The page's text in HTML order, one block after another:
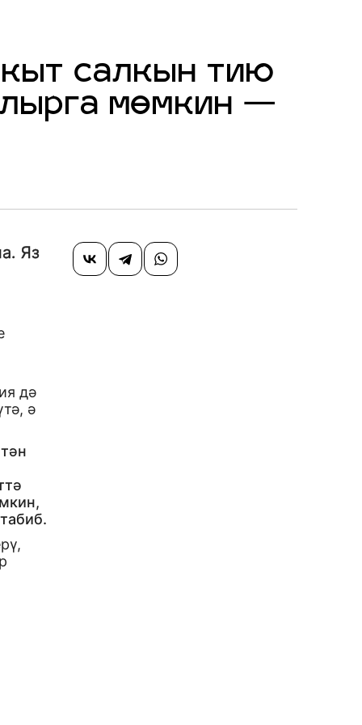
салкын тию
мөмкин —
Яз
дә
ә